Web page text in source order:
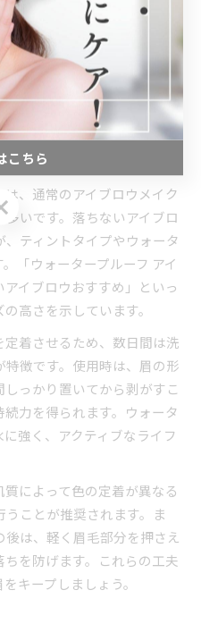
ートや透明マスカラを重ね
さらに防げます。特に運動
間が持ちを左右します。日常
いアイブロウメイクの実践
アイブロウ術
、通常のアイブロウメイク
いです。落ちないアイブロ
ティントタイプやウォータ
「ウォータープルーフ アイ
イブロウおすすめ」といっ
高さを示しています。
着させるため、数日間は洗
徴です。使用時は、眉の形
っかり置いてから剥がすこ
力を得られます。ウォータ
強く、アクティブなライフ
によって色の定着が異なる
ことが推奨されます。ま
は、軽く眉毛部分を押さえ
を防げます。これらの工夫
キープしましょう。
こちら
こちら